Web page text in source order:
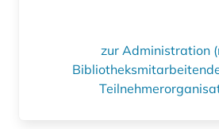
zur Administration